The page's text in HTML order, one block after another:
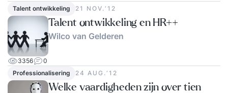
Talent ontwikkeling 21 NOV.‘12
Talent ontwikkeling en HR++
Wilco van Gelderen
3356
0
Professionalisering
24 AUG.‘12
Welke vaardigheden zijn over tien